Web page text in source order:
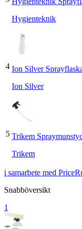
Hygienteknik
4 Ion Silver
Ion Silver
5 Trikem
Trikem
i samarbete med
Snabböversikt
1